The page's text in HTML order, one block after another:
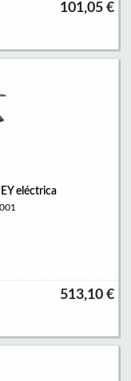
101,05 €
eléctrica
513,10 €